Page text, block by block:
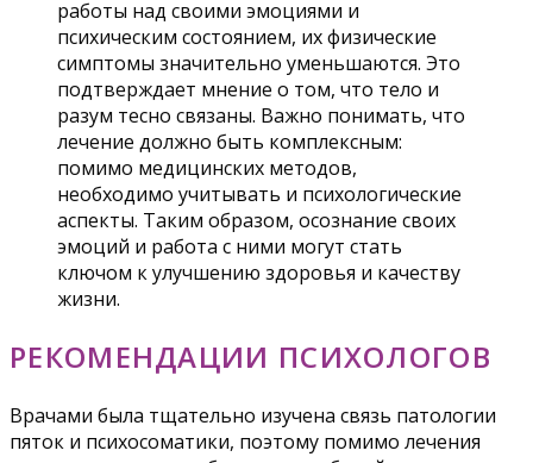
работы над своими эмоциями и
психическим состоянием, их физические
симптомы значительно уменьшаются. Это
подтверждает мнение о том, что тело и
разум тесно связаны. Важно понимать, что
лечение должно быть комплексным:
помимо медицинских методов,
необходимо учитывать и психологические
аспекты. Таким образом, осознание своих
эмоций и работа с ними могут стать
ключом к улучшению здоровья и качеству
жизни.
РЕКОМЕНДАЦИИ ПСИХОЛОГОВ
Врачами была тщательно изучена связь патологии
пяток и психосоматики, поэтому помимо лечения